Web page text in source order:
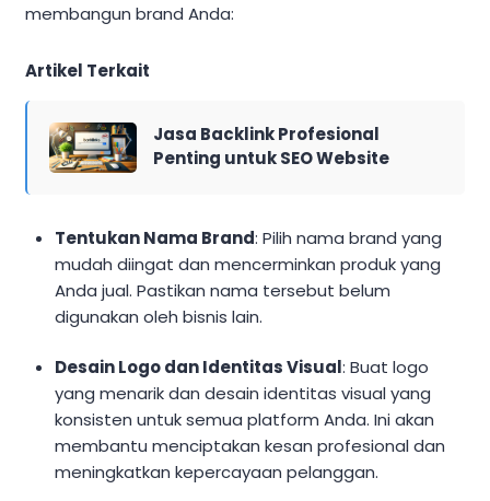
membangun brand Anda:
Artikel Terkait
Jasa Backlink Profesional
Penting untuk SEO Website
Tentukan Nama Brand: Pilih nama brand yang
mudah diingat dan mencerminkan produk yang
Anda jual. Pastikan nama tersebut belum
digunakan oleh bisnis lain.
Desain Logo dan Identitas Visual: Buat logo
yang menarik dan desain identitas visual yang
konsisten untuk semua platform Anda. Ini akan
membantu menciptakan kesan profesional dan
meningkatkan kepercayaan pelanggan.